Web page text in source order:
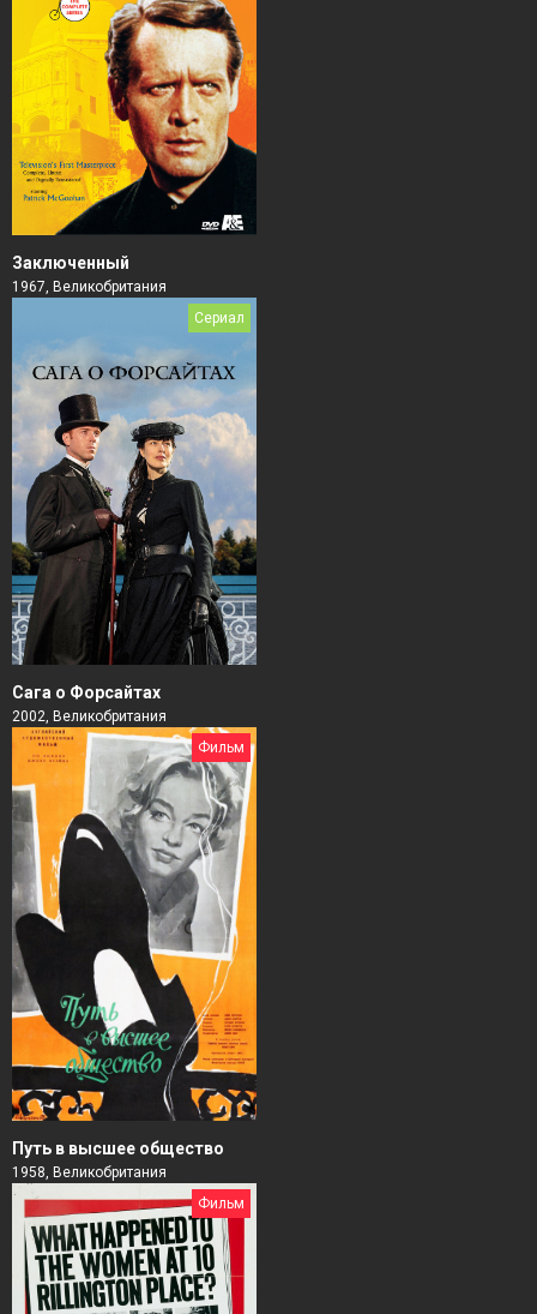
Заключенный
1967, Великобритания
Сериал
Сага о Форсайтах
2002, Великобритания
Фильм
Путь в высшее общество
1958, Великобритания
Фильм